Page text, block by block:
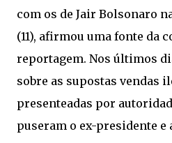
com os de Jair Bolsonaro
(11), afirmou uma fonte da
reportagem. Nos últimos
sobre as supostas vendas
presenteadas por
puseram o ex-presidente e